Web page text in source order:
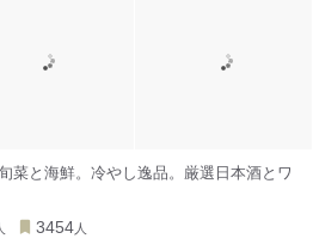
菜と海鮮。冷やし逸品。厳選日本酒とワ
3454 人